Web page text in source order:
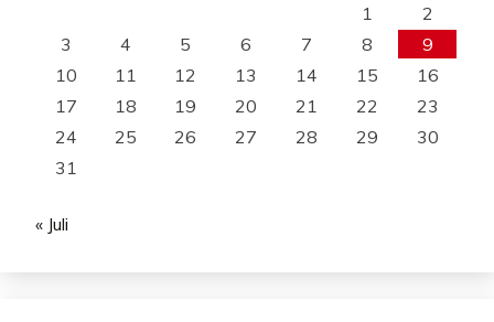
1
2
3
4 5 6 7 8
9
10
11 12 13 14 15
16
17
18 19 20 21 22
23
24
25 26 27 28 29
30
31
« Juli